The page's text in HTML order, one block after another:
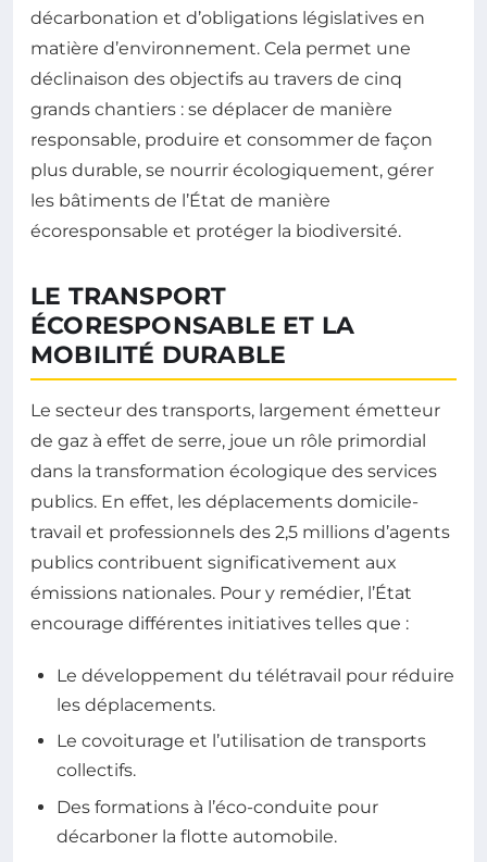
décarbonation et d’obligations législatives en
matière d’environnement. Cela permet une
déclinaison des objectifs au travers de cinq
grands chantiers : se déplacer de manière
responsable, produire et consommer de façon
plus durable, se nourrir écologiquement, gérer
les bâtiments de l’État de manière
écoresponsable et protéger la biodiversité.
LE TRANSPORT
ÉCORESPONSABLE ET LA
MOBILITÉ DURABLE
Le secteur des transports, largement émetteur
de gaz à effet de serre, joue un rôle primordial
dans la transformation écologique des services
publics. En effet, les déplacements domicile-
travail et professionnels des 2,5 millions d’agents
publics contribuent significativement aux
émissions nationales. Pour y remédier, l’État
encourage différentes initiatives telles que :
Le développement du télétravail pour réduire
les déplacements.
Le covoiturage et l’utilisation de transports
collectifs.
Des formations à l’éco-conduite pour
décarboner la flotte automobile.